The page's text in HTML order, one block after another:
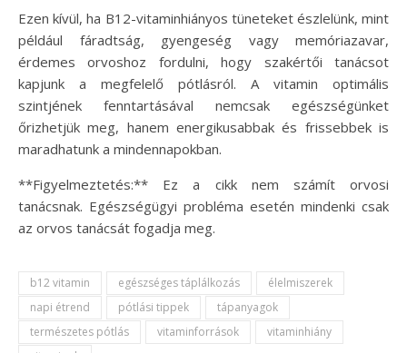
Ezen kívül, ha B12-vitaminhiányos tüneteket észlelünk, mint
például fáradtság, gyengeség vagy memóriazavar,
érdemes orvoshoz fordulni, hogy szakértői tanácsot
kapjunk a megfelelő pótlásról. A vitamin optimális
szintjének fenntartásával nemcsak egészségünket
őrizhetjük meg, hanem energikusabbak és frissebbek is
maradhatunk a mindennapokban.
**Figyelmeztetés:** Ez a cikk nem számít orvosi
tanácsnak. Egészségügyi probléma esetén mindenki csak
az orvos tanácsát fogadja meg.
b12 vitamin egészséges táplálkozás
élelmiszerek
napi étrend
pótlási tippek
tápanyagok
természetes pótlás
vitaminforrások
vitaminhiány